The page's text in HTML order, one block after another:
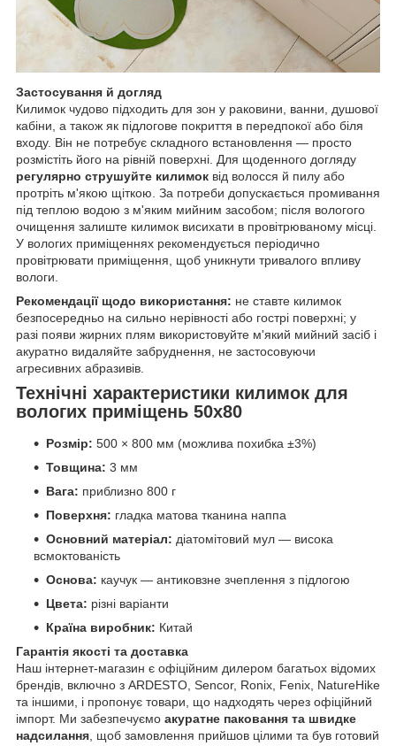
Застосування й догляд
Килимок чудово підходить для зон у раковини, ванни, душової
кабіни, а також як підлогове покриття в передпокої або біля
входу. Він не потребує складного встановлення — просто
розмістіть його на рівній поверхні. Для щоденного догляду
регулярно струшуйте килимок від волосся й пилу або
протріть м'якою щіткою. За потреби допускається промивання
під теплою водою з м'яким мийним засобом; після вологого
очищення залиште килимок висихати в провітрюваному місці.
У вологих приміщеннях рекомендується періодично
провітрювати приміщення, щоб уникнути тривалого впливу
вологи.
Рекомендації щодо використання: не ставте килимок
безпосередньо на сильно нерівності або гострі поверхні; у
разі появи жирних плям використовуйте м'який мийний засіб і
акуратно видаляйте забруднення, не застосовуючи
агресивних абразивів.
Технічні характеристики килимок для
вологих приміщень 50х80
Розмір: 500 × 800 мм (можлива похибка ±3%)
Товщина: 3 мм
Вага: приблизно 800 г
Поверхня: гладка матова тканина наппа
Основний матеріал: діатомітовий мул — висока
всмоктованість
Основа: каучук — антиковзне зчеплення з підлогою
Цвета: різні варіанти
Країна виробник: Китай
Гарантія якості та доставка
Наш інтернет-магазин є офіційним дилером багатьох відомих
брендів, включно з ARDESTO, Sencor, Ronix, Fenix, NatureHike
та іншими, і пропонує товари, що надходять через офіційний
імпорт. Ми забезпечуємо акуратне паковання та швидке
надсилання , щоб замовлення прийшов цілими та був готовий